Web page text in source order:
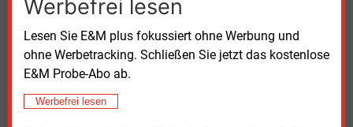
Werbefrei lesen
Lesen Sie E&M plus fokussiert ohne Werbung und
ohne Werbetracking. Schließen Sie jetzt das kostenlose
E&M Probe-Abo ab.
Werbefrei lesen
In der Diskussion der Esys-Studie: (v.li.) Jan Klatt (BMWK), Eike
Blume-Werry (BDI) und Thomas Engelke (VZBV)
Quelle: Acatech